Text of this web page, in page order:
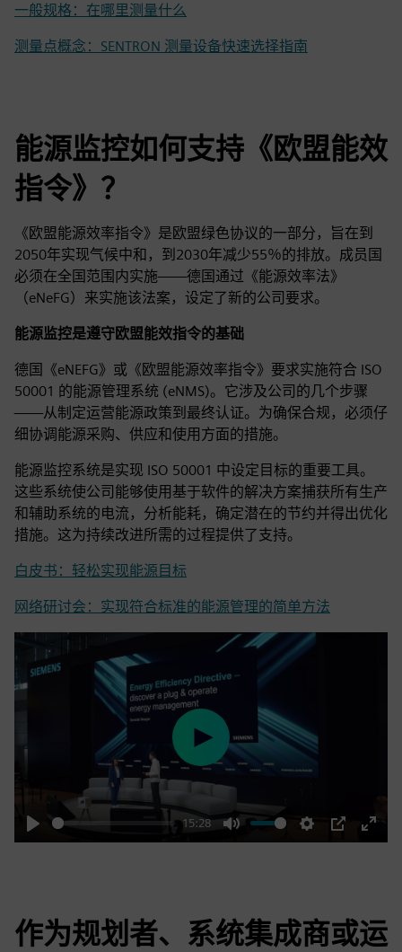
一般规格：在哪里测量什么
测量点概念：SENTRON 测量设备快速选择指南
能源监控如何支持《欧盟能效
指令》？
《欧盟能源效率指令》是欧盟绿色协议的一部分，旨在到
2050年实现气候中和，到2030年减少55％的排放。成员国
必须在全国范围内实施——德国通过《能源效率法》
（eNeFG）来实施该法案，设定了新的公司要求。
能源监控是遵守欧盟能效指令的基础
德国《eNEFG》或《欧盟能源效率指令》要求实施符合 ISO
50001 的能源管理系统 (eNMS)。它涉及公司的几个步骤
——从制定运营能源政策到最终认证。为确保合规，必须仔
细协调能源采购、供应和使用方面的措施。
能源监控系统是实现 ISO 50001 中设定目标的重要工具。
这些系统使公司能够使用基于软件的解决方案捕获所有生产
和辅助系统的电流，分析能耗，确定潜在的节约并得出优化
措施。这为持续改进所需的过程提供了支持。
白皮书：轻松实现能源目标
网络研讨会：实现符合标准的能源管理的简单方法
Play
15:28
Mute Settings
PIP
Enter
Play
作为规划者、系统集成商或运